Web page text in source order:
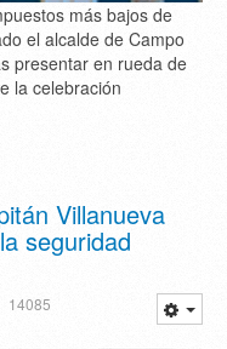
más bajos de
el alcalde de Campo
presentar en rueda de
la celebración
Villanueva
seguridad
14085